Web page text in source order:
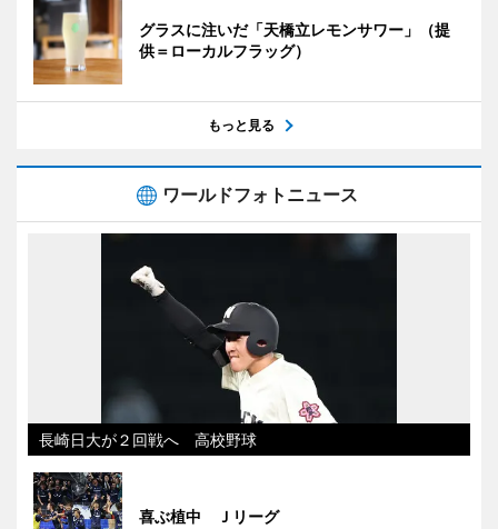
グラスに注いだ「天橋立レモンサワー」（提
供＝ローカルフラッグ）
もっと見る
ワールドフォトニュース
長崎日大が２回戦へ 高校野球
喜ぶ植中 Ｊリーグ